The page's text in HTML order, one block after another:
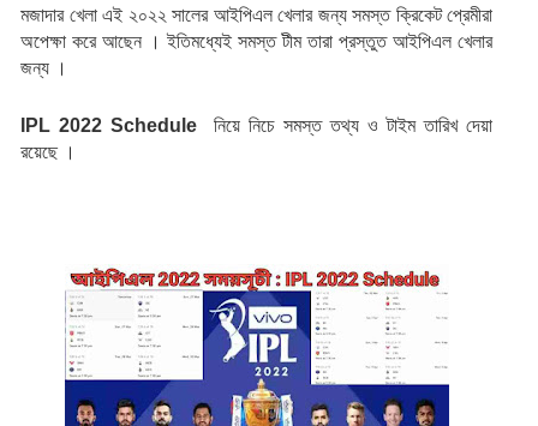
মজাদার খেলা এই ২০২২ সালের আইপিএল খেলার জন্য সমস্ত ক্রিকেট প্রেমীরা
অপেক্ষা করে আছেন । ইতিমধ্যেই সমস্ত টীম তারা প্রস্তুত আইপিএল খেলার
জন্য ।
IPL 2022 Schedule নিয়ে নিচে সমস্ত তথ্য ও টাইম তারিখ দেয়া
রয়েছে ।